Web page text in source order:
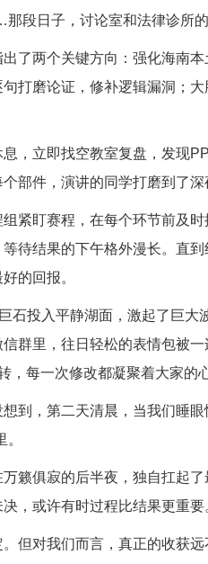
段日子，讨论室和法律诊所
了两个关键方向：强化海南
打磨论证，修补逻辑漏洞；
，立即找空教室复盘，发现
部件，演讲的同学打磨到了
紧盯赛程，在每个环节前及
待结果的下午格外漫长。直
的回报。
石投入平静湖面，激起了巨
里，往日轻松的表情包被一
，每一次修改都凝聚着大家的
到，第二天清晨，当我们睡
籁俱寂的后半夜，独自扛起
，或许有时过程比结果更重要
但对我们而言，真正的收获